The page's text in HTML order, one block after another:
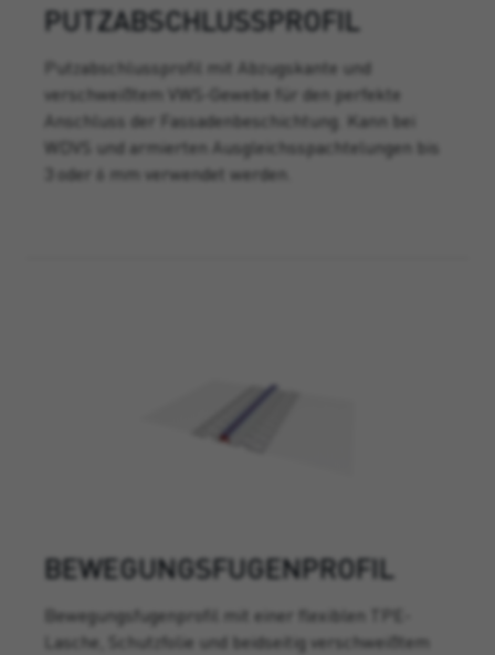
PUTZABSCHLUSSPROFIL
Putzabschlussprofil mit Abzugskante und
verschweißtem VWS-Gewebe für den perfekte
Anschluss der Fassadenbeschichtung. Kann bei
WDVS und armierten Ausgleichsspachtelungen bis
3 oder 6 mm verwendet werden.
BEWEGUNGSFUGENPROFIL
Bewegungsfugenprofil mit einer flexiblen TPE-
Lasche, Schutzfolie und beidseitig verschweißtem